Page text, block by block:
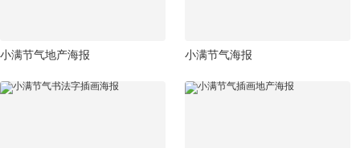
小满节气地产海报 小满节气海报